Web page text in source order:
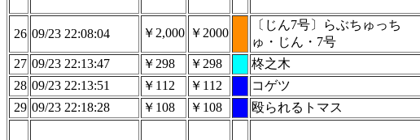
26 09/23 22:08:04 ￥2,000 ￥2000
〔じん7号〕らぶちゅっち
ゅ・じん・7号
27 09/23 22:13:47 ￥298 ￥298 柊之木
28 09/23 22:13:51 ￥112 ￥112 コゲツ
29 09/23 22:18:28 ￥108 ￥108 殴られるトマス